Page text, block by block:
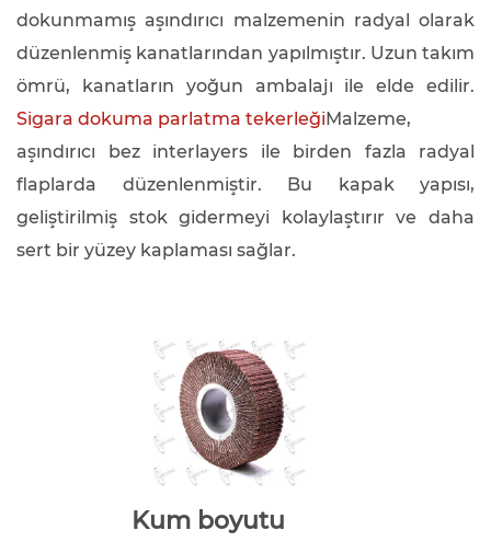
dokunmamış aşındırıcı malzemenin radyal olarak
düzenlenmiş kanatlarından yapılmıştır. Uzun takım
ömrü, kanatların yoğun ambalajı ile elde edilir.
Sigara dokuma parlatma tekerleğiMalzeme,
aşındırıcı bez interlayers ile birden fazla radyal
flaplarda düzenlenmiştir. Bu kapak yapısı,
geliştirilmiş stok gidermeyi kolaylaştırır ve daha
sert bir yüzey kaplaması sağlar.
Kum boyutu